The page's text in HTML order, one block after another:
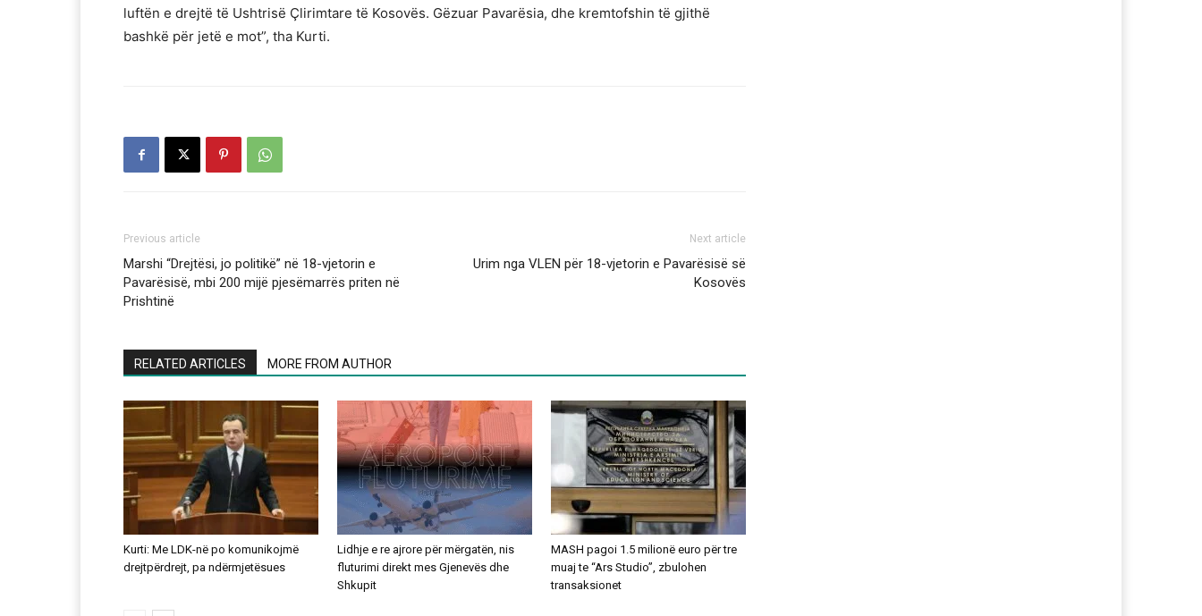
luftën e drejtë të Ushtrisë Çlirimtare të Kosovës. Gëzuar Pavarësia, dhe kremtofshin të gjithë
bashkë për jetë e mot”, tha Kurti.
Previous article
Marshi “Drejtësi, jo politikë” në 18-vjetorin e
Pavarësisë, mbi 200 mijë pjesëmarrës priten në
Prishtinë
Next article
Urim nga VLEN për 18-vjetorin e Pavarësisë së
Kosovës
RELATED ARTICLES MORE FROM AUTHOR
Kurti: Me LDK-në po komunikojmë
drejtpërdrejt, pa ndërmjetësues
Lidhje e re ajrore për mërgatën, nis
fluturimi direkt mes Gjenevës dhe
Shkupit
MASH pagoi 1.5 milionë euro për tre
muaj te “Ars Studio”, zbulohen
transaksionet